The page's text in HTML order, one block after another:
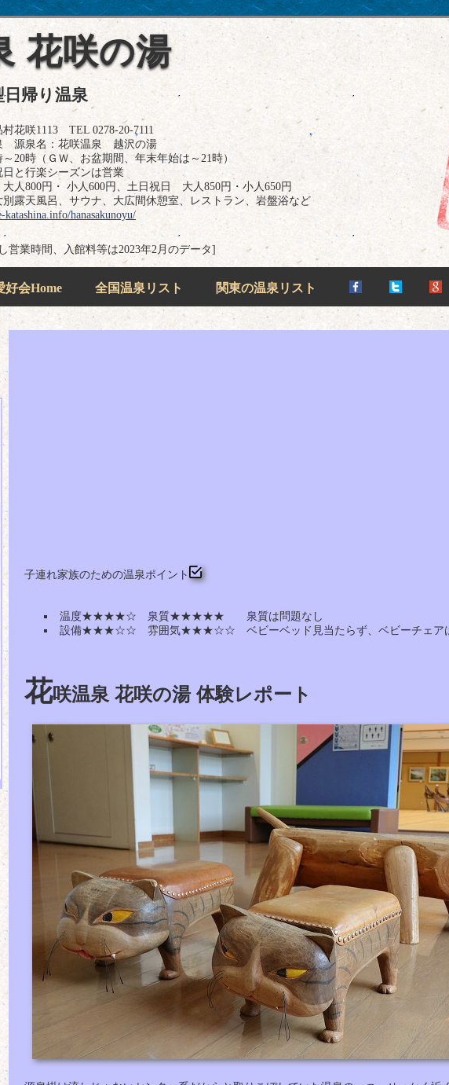
花咲の湯
帰り温泉
花咲1113 TEL 0278-20-7111
源泉名：花咲温泉 越沢の湯
20時（ＧＷ、お盆期間、年末年始は～21時）
と行楽シーズンは営業
800円・ 小人600円、土日祝日 大人850円・小人650円
露天風呂、サウナ、大広間休憩室、レストラン、岩盤浴など
katashina.info/hanasakunoyu/
業時間、入館料等は2023年2月のデータ]
好会Home 全国温泉リスト 関東の温泉リスト
子連れ家族のための温泉ポイント
温度★★★★☆ 泉質★★★★★ 泉質は問題なし
設備★★★☆☆ 雰囲気★★★☆☆ ベビーベッド見当たらず、ベビーチェア
花咲温泉 花咲の湯 体験レポート